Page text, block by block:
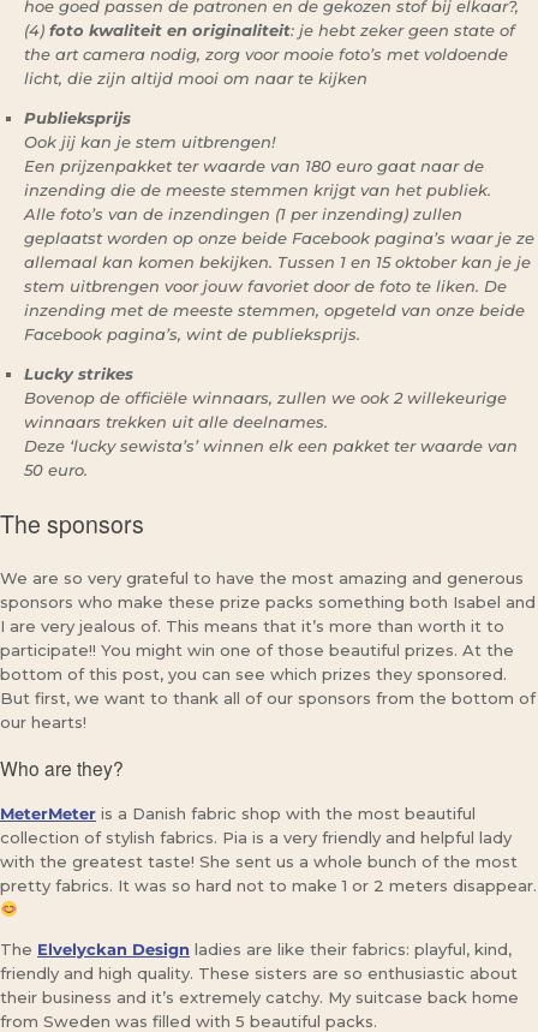
hoe goed passen de patronen en de gekozen stof bij elkaar?,
(4) foto kwaliteit en originaliteit: je hebt zeker geen state of
the art camera nodig, zorg voor mooie foto’s met voldoende
licht, die zijn altijd mooi om naar te kijken
Publieksprijs
Ook jij kan je stem uitbrengen!
Een prijzenpakket ter waarde van 180 euro gaat naar de
inzending die de meeste stemmen krijgt van het publiek.
Alle foto’s van de inzendingen (1 per inzending) zullen
geplaatst worden op onze beide Facebook pagina’s waar je ze
allemaal kan komen bekijken. Tussen 1 en 15 oktober kan je je
stem uitbrengen voor jouw favoriet door de foto te liken. De
inzending met de meeste stemmen, opgeteld van onze beide
Facebook pagina’s, wint de publieksprijs.
Lucky strikes
Bovenop de officiële winnaars, zullen we ook 2 willekeurige
winnaars trekken uit alle deelnames.
Deze ‘lucky sewista’s’ winnen elk een pakket ter waarde van
50 euro.
The sponsors
We are so very grateful to have the most amazing and generous
sponsors who make these prize packs something both Isabel and
I are very jealous of. This means that it’s more than worth it to
participate!! You might win one of those beautiful prizes. At the
bottom of this post, you can see which prizes they sponsored.
But first, we want to thank all of our sponsors from the bottom of
our hearts!
Who are they?
MeterMeter is a Danish fabric shop with the most beautiful
collection of stylish fabrics. Pia is a very friendly and helpful lady
with the greatest taste! She sent us a whole bunch of the most
pretty fabrics. It was so hard not to make 1 or 2 meters disappear.
The Elvelyckan Design ladies are like their fabrics: playful, kind,
friendly and high quality. These sisters are so enthusiastic about
their business and it’s extremely catchy. My suitcase back home
from Sweden was filled with 5 beautiful packs.